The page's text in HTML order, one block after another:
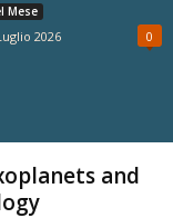
Mese
2026 0
and